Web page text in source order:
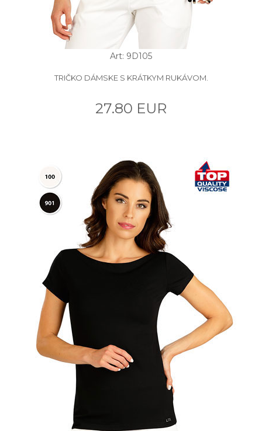
Art: 9D105
TRIČKO DÁMSKE S KRÁTKYM RUKÁVOM.
27.80 EUR